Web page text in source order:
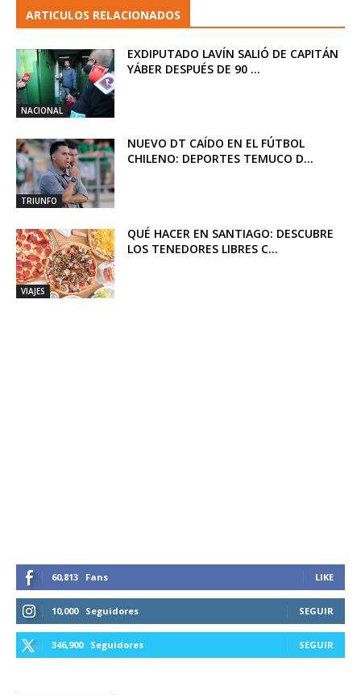
ARTICULOS RELACIONADOS
NACIONAL
EXDIPUTADO LAVÍN SALIÓ DE CAPITÁN
YÁBER DESPUÉS DE 90 ...
TRIUNFO
NUEVO DT CAÍDO EN EL FÚTBOL
CHILENO: DEPORTES TEMUCO D...
VIAJES
QUÉ HACER EN SANTIAGO: DESCUBRE
LOS TENEDORES LIBRES C...
60,813 Fans LIKE
10,000 Seguidores SEGUIR
346,900 Seguidores SEGUIR